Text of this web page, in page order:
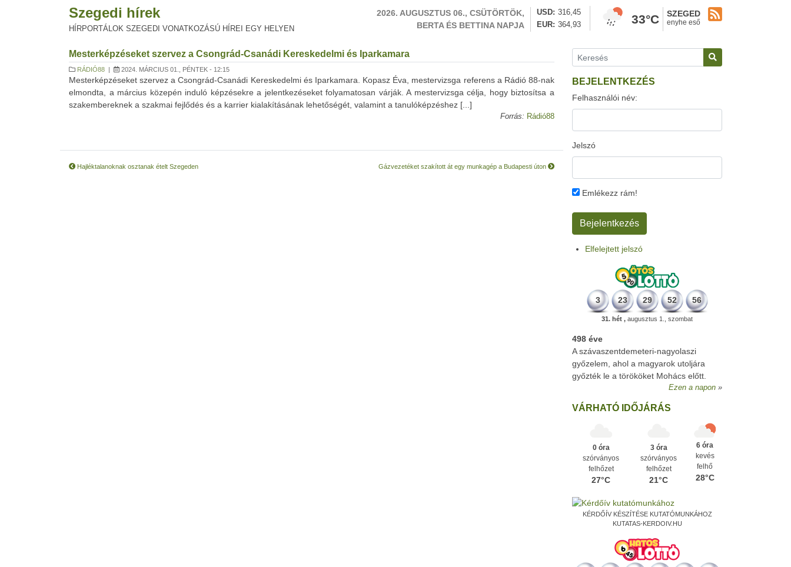
Szegedi hírek
HÍRPORTÁLOK SZEGEDI VONATKOZÁSÚ HÍREI EGY HELYEN
2026. AUGUSZTUS 06., CSÜTÖRTÖK,
BERTA ÉS BETTINA NAPJA
USD
316,45
EUR
364,93 33°C SZEGED
enyhe eső
Mesterképzéseket szervez a Csongrád-Csanádi Kereskedelmi és Iparkamara
RÁDIÓ88 | 2024. MÁRCIUS 01., PÉNTEK - 12:15
Mesterképzéseket szervez a Csongrád-Csanádi Kereskedelmi és Iparkamara. Kopasz Éva, mestervizsga referens a Rádió 88-nak
elmondta, a március közepén induló képzésekre a jelentkezéseket folyamatosan várják. A mestervizsga célja, hogy biztosítsa a
szakembereknek a szakmai fejlődés és a karrier kialakításának lehetőségét, valamint a tanulóképzéshez [...]
Forrás: Rádió88
Hajléktalanoknak osztanak ételt Szegeden Gázvezetéket szakított át egy munkagép a Budapesti úton
BEJELENTKEZÉS
Felhasználói név:
Jelszó
Emlékezz rám!
Elfelejtett jelszó
3 23 29 52 56
31. hét , augusztus 1., szombat
498 éve
A szávaszentdemeteri-nagyolaszi
győzelem, ahol a magyarok utoljára
győzték le a törököket Mohács előtt.
Ezen a napon
VÁRHATÓ IDŐJÁRÁS
0 óra
szórványos
felhőzet
27°C
3 óra
szórványos
felhőzet
21°C
6 óra
kevés
felhő
28°C
KÉRDŐÍV KÉSZÍTÉSE KUTATÓMUNKÁHOZ
KUTATAS-KERDOIV.HU